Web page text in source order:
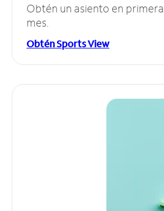
Obtén un asiento en
mes.
Obtén Sports View